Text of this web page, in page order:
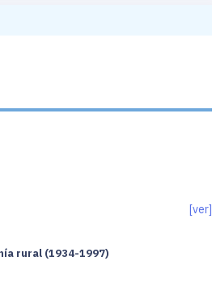
[ver]
rural (1934-1997)